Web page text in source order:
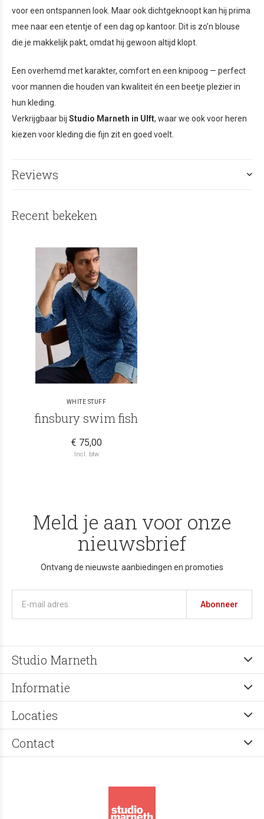
voor een ontspannen look. Maar ook dichtgeknoopt kan hij prima
mee naar een etentje of een dag op kantoor. Dit is zo’n blouse
die je makkelijk pakt, omdat hij gewoon altijd klopt.
Een overhemd met karakter, comfort en een knipoog — perfect
voor mannen die houden van kwaliteit én een beetje plezier in
hun kleding.
Verkrijgbaar bij Studio Marneth in Ulft, waar we ook voor heren
kiezen voor kleding die fijn zit en goed voelt.
Reviews
Recent bekeken
WHITE STUFF
finsbury swim fish
€ 75,00
Incl. btw
Meld je aan voor onze
nieuwsbrief
Ontvang de nieuwste aanbiedingen en promoties
Abonneer
Studio Marneth
Informatie
Locaties
Contact